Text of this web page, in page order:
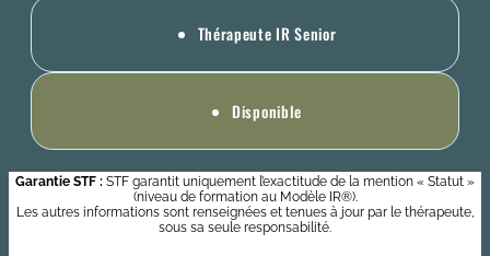
Thérapeute IR Senior
Disponible
Garantie STF : STF garantit uniquement l’exactitude de la mention « Statut »
(niveau de formation au Modèle IR®).
Les autres informations sont renseignées et tenues à jour par le thérapeute,
sous sa seule responsabilité.